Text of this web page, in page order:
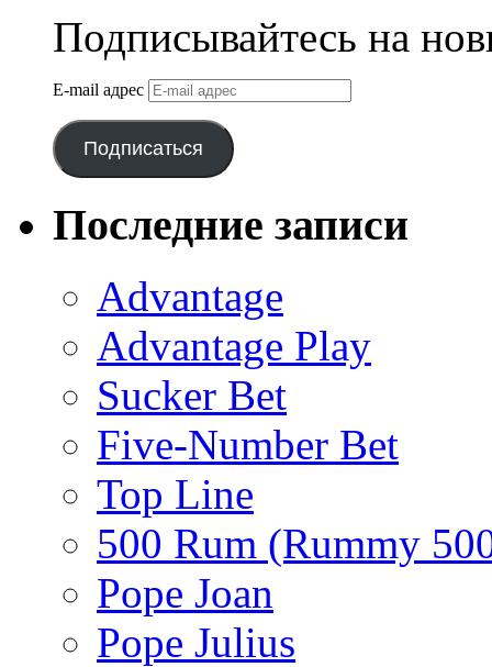
Подписывайтесь на
E-mail адрес
Подписаться
Последние записи
Advantage
Advantage Play
Sucker Bet
Five-Number Bet
Top Line
500 Rum (Rummy
Pope Joan
Pope Julius